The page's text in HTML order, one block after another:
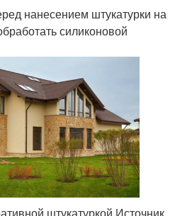
нанесением штукатурки на
силиконовой